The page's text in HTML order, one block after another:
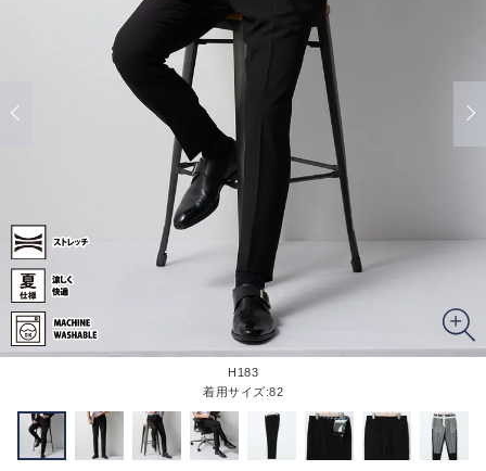
H183
着用サイズ:82